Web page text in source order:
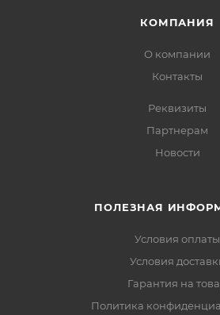
КОМПАНИЯ
О компании
Контакты
Реквизиты
Партнерам
Новости
ПОЛЕЗНАЯ
Условия оплаты
Условия
Гарантия на
Политика